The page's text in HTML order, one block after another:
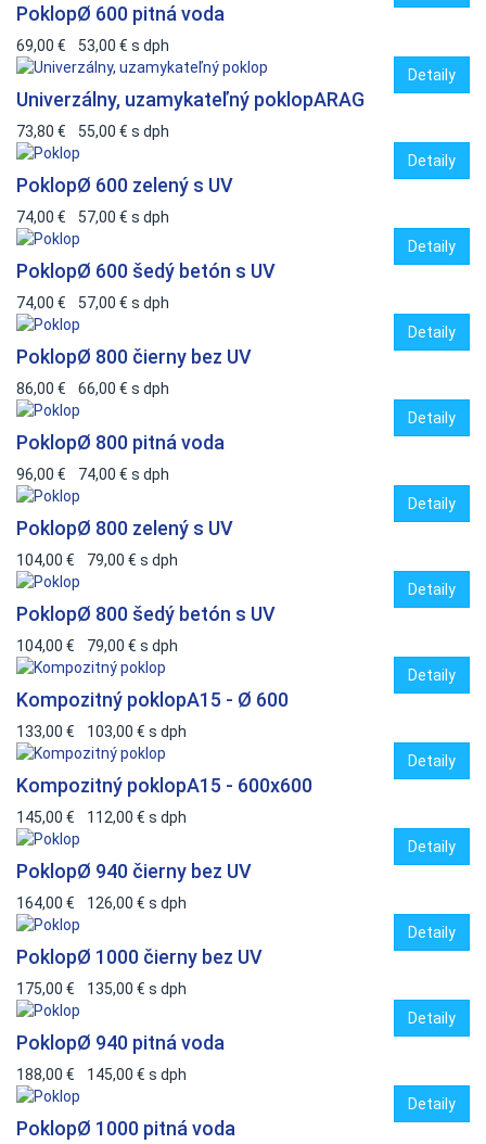
PoklopØ 600 pitná voda
69,00 € 53,00 € s dph
Detaily
Univerzálny, uzamykateľný poklopARAG
73,80 € 55,00 € s dph
Detaily
PoklopØ 600 zelený s UV
74,00 € 57,00 € s dph
Detaily
PoklopØ 600 šedý betón s UV
74,00 € 57,00 € s dph
Detaily
PoklopØ 800 čierny bez UV
86,00 € 66,00 € s dph
Detaily
PoklopØ 800 pitná voda
96,00 € 74,00 € s dph
Detaily
PoklopØ 800 zelený s UV
104,00 € 79,00 € s dph
Detaily
PoklopØ 800 šedý betón s UV
104,00 € 79,00 € s dph
Detaily
Kompozitný poklopA15 - Ø 600
133,00 € 103,00 € s dph
Detaily
Kompozitný poklopA15 - 600x600
145,00 € 112,00 € s dph
Detaily
PoklopØ 940 čierny bez UV
164,00 € 126,00 € s dph
Detaily
PoklopØ 1000 čierny bez UV
175,00 € 135,00 € s dph
Detaily
PoklopØ 940 pitná voda
188,00 € 145,00 € s dph
Detaily
PoklopØ 1000 pitná voda